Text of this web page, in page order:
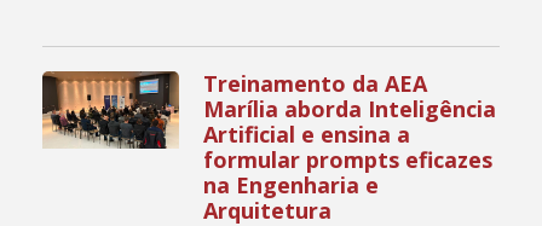
Treinamento da AEA
Marília aborda Inteligência
Artificial e ensina a
formular prompts eficazes
na Engenharia e
Arquitetura